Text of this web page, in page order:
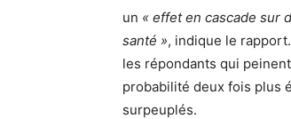
un « effet en cascade sur
santé », indique le
les répondants qui
probabilité deux fois plus
surpeuplés.